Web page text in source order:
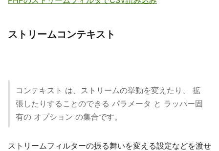
ストリームコンテキスト
コンテキスト は、ストリームの挙動を変えたり、 拡
張したりすることのできる パラメータ と ラッパー固
有の オプション の集合です。
ストリームフィルターの振る舞いを変える設定などを渡せ